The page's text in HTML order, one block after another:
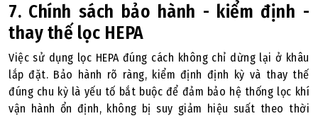
7. Chính sách bảo hành - kiểm định -
thay thế lọc HEPA
Việc sử dụng lọc HEPA đúng cách không chỉ dừng lại ở khâu
lắp đặt. Bảo hành rõ ràng, kiểm định định kỳ và thay thế
đúng chu kỳ là yếu tố bắt buộc để đảm bảo hệ thống lọc khí
vận hành ổn định, không bị suy giảm hiệu suất theo thời